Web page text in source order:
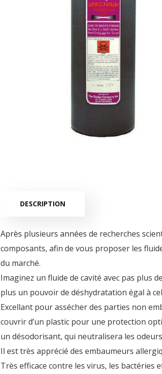
DESCRIPTION
Après plusieurs années de recherches
composants, afin de vous proposer les
du marché.
Imaginez un fluide de cavité avec pas plus
plus un pouvoir de déshydratation égal à
Excellant pour assécher des parties non
couvrir d’un plastic pour une protection
un désodorisant, qui neutralisera les
Il est très apprécié des embaumeurs
Très efficace contre les virus, les bactéries